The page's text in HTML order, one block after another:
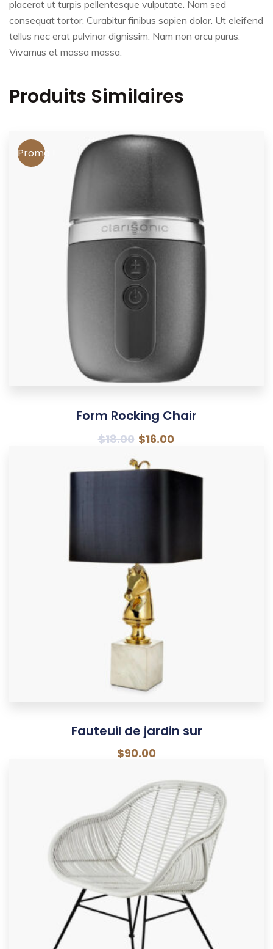
placerat ut turpis pellentesque vulputate. Nam sed
consequat tortor. Curabitur finibus sapien dolor. Ut eleifend
tellus nec erat pulvinar dignissim. Nam non arcu purus.
Vivamus et massa massa.
Produits Similaires
Promo !
Form Rocking Chair
$18.00 $16.00
Fauteuil de jardin sur
$90.00